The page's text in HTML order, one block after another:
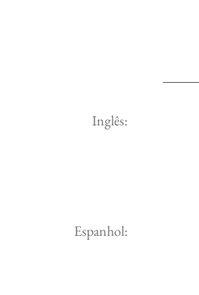
Inglês:
Espanhol: